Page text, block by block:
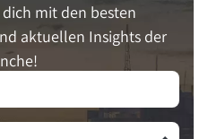
mit den besten
aktuellen Insights der